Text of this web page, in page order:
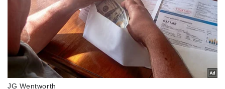
Tư vấn luật
Phân tích